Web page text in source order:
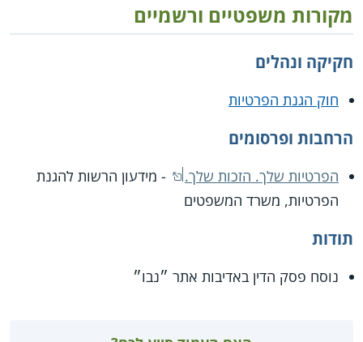
מקורות משפטיים ורשמיים
חקיקה ונהלים
חוק הגנת הפרטיות
הרחבות ופרסומים
הפרטיות שלך. הזכות שלך.
- מידעון הרשות להגנת
הפרטיות, משרד המשפטים
תודות
נוסח פסק הדין באדיבות אתר ״נבו״